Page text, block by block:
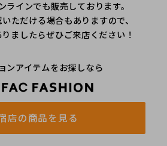
ラインでも販売しております。
ただける場合もありますので、
ましたらぜひご来店ください！
ンアイテムをお探しなら
店の商品を見る